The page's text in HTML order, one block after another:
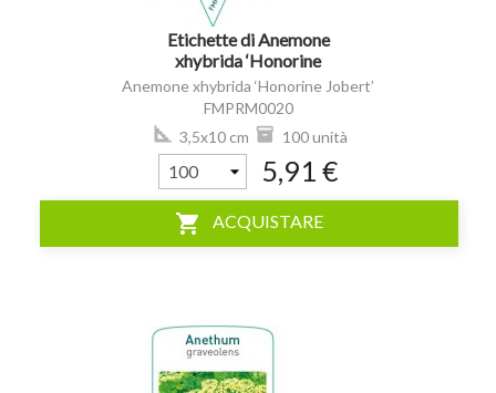
Etichette di Anemone
xhybrida ‘Honorine
Jobert’ *
Anemone xhybrida ‘Honorine Jobert’
FMPRM0020
3,5x10 cm
100 unità
5,91 €
shopping_cart ACQUISTARE